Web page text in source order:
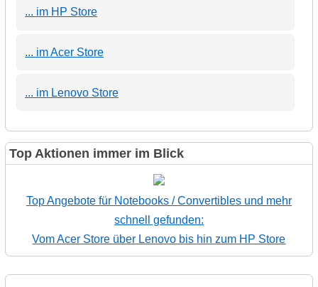
... im HP Store
... im Acer Store
... im Lenovo Store
Top Aktionen immer im Blick
Top Angebote für Notebooks / Convertibles und mehr
schnell gefunden:
Vom Acer Store über Lenovo bis hin zum HP Store